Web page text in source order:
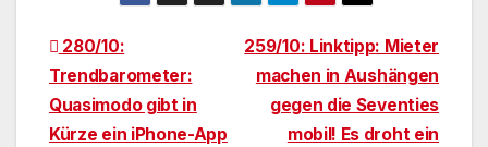
Beitragsnavigation
259/10: Linktipp: Mieter
machen in Aushängen
gegen die Seventies
mobil! Es droht ein
280/10:
Trendbarometer:
Quasimodo gibt in
Kürze ein iPhone-App